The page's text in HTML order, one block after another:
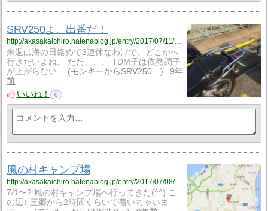
SRV250よ、出番だ！
http://akasakaichiro.hatenablog.jp/entry/2017/07/11/230339
来週は海の日絡めて3連休なわけで、どこかへ
行きたいよね。 ただ、、、 TDM子は依然調子
が上がらない…
モンキーからSRV250…
9年
前
いいね！
0
風の村キャンプ場
http://akasakaichiro.hatenablog.jp/entry/2017/07/08/125610
7/1〜2 風の村キャンプ場へ行ってきた(^^) こ
の辺↓ 三郷から2時間くらいで着いちゃいま